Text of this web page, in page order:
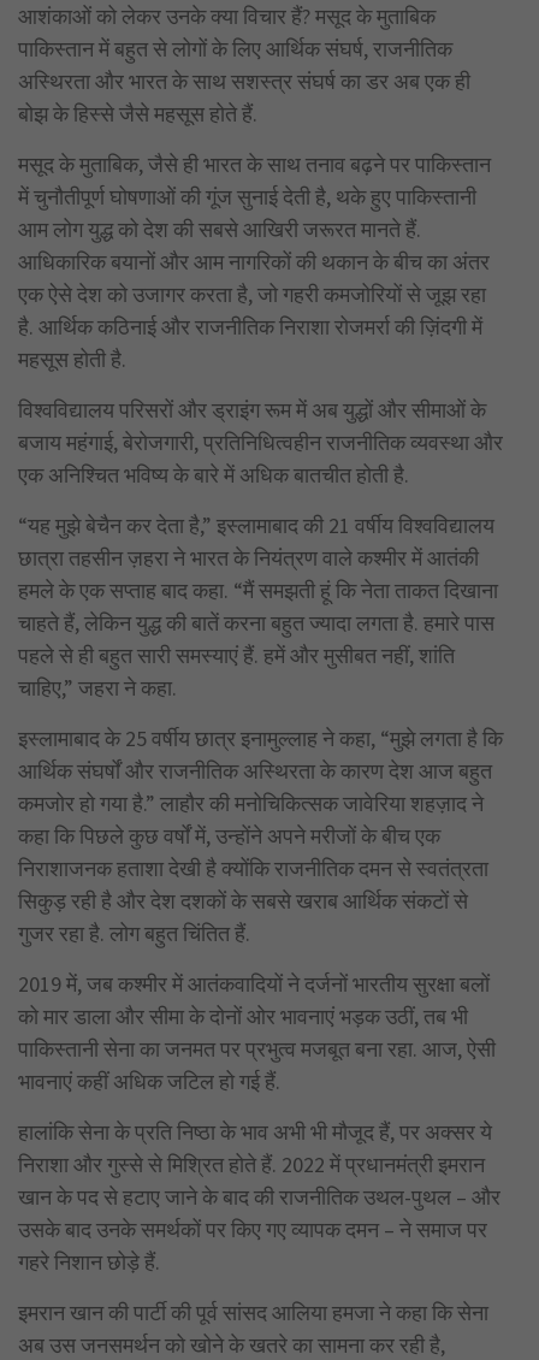
आशंकाओं को लेकर उनके क्या विचार हैं? मसूद के मुताबिक
पाकिस्तान में बहुत से लोगों के लिए आर्थिक संघर्ष, राजनीतिक
अस्थिरता और भारत के साथ सशस्त्र संघर्ष का डर अब एक ही
बोझ के हिस्से जैसे महसूस होते हैं.
मसूद के मुताबिक, जैसे ही भारत के साथ तनाव बढ़ने पर पाकिस्तान
में चुनौतीपूर्ण घोषणाओं की गूंज सुनाई देती है, थके हुए पाकिस्तानी
आम लोग युद्ध को देश की सबसे आखिरी जरूरत मानते हैं.
आधिकारिक बयानों और आम नागरिकों की थकान के बीच का अंतर
एक ऐसे देश को उजागर करता है, जो गहरी कमजोरियों से जूझ रहा
है. आर्थिक कठिनाई और राजनीतिक निराशा रोजमर्रा की ज़िंदगी में
महसूस होती है.
विश्वविद्यालय परिसरों और ड्राइंग रूम में अब युद्धों और सीमाओं के
बजाय महंगाई, बेरोजगारी, प्रतिनिधित्वहीन राजनीतिक व्यवस्था और
एक अनिश्चित भविष्य के बारे में अधिक बातचीत होती है.
“यह मुझे बेचैन कर देता है,” इस्लामाबाद की 21 वर्षीय विश्वविद्यालय
छात्रा तहसीन ज़हरा ने भारत के नियंत्रण वाले कश्मीर में आतंकी
हमले के एक सप्ताह बाद कहा. “मैं समझती हूं कि नेता ताकत दिखाना
चाहते हैं, लेकिन युद्ध की बातें करना बहुत ज्यादा लगता है. हमारे पास
पहले से ही बहुत सारी समस्याएं हैं. हमें और मुसीबत नहीं, शांति
चाहिए,” जहरा ने कहा.
इस्लामाबाद के 25 वर्षीय छात्र इनामुल्लाह ने कहा, “मुझे लगता है कि
आर्थिक संघर्षों और राजनीतिक अस्थिरता के कारण देश आज बहुत
कमजोर हो गया है.” लाहौर की मनोचिकित्सक जावेरिया शहज़ाद ने
कहा कि पिछले कुछ वर्षों में, उन्होंने अपने मरीजों के बीच एक
निराशाजनक हताशा देखी है क्योंकि राजनीतिक दमन से स्वतंत्रता
सिकुड़ रही है और देश दशकों के सबसे खराब आर्थिक संकटों से
गुजर रहा है. लोग बहुत चिंतित हैं.
2019 में, जब कश्मीर में आतंकवादियों ने दर्जनों भारतीय सुरक्षा बलों
को मार डाला और सीमा के दोनों ओर भावनाएं भड़क उठीं, तब भी
पाकिस्तानी सेना का जनमत पर प्रभुत्व मजबूत बना रहा. आज, ऐसी
भावनाएं कहीं अधिक जटिल हो गई हैं.
हालांकि सेना के प्रति निष्ठा के भाव अभी भी मौजूद हैं, पर अक्सर ये
निराशा और गुस्से से मिश्रित होते हैं. 2022 में प्रधानमंत्री इमरान
खान के पद से हटाए जाने के बाद की राजनीतिक उथल-पुथल – और
उसके बाद उनके समर्थकों पर किए गए व्यापक दमन – ने समाज पर
गहरे निशान छोड़े हैं.
इमरान खान की पार्टी की पूर्व सांसद आलिया हमजा ने कहा कि सेना
अब उस जनसमर्थन को खोने के खतरे का सामना कर रही है,